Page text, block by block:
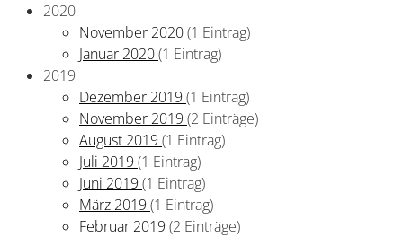
2020
November 2020(1 Eintrag)
Januar 2020(1 Eintrag)
2019
Dezember 2019 (1 Eintrag)
November 2019 (2 Einträge)
August 2019 (1 Eintrag)
Juli 2019 (1 Eintrag)
Juni 2019 (1 Eintrag)
März 2019 (1 Eintrag)
Februar 2019 (2 Einträge)